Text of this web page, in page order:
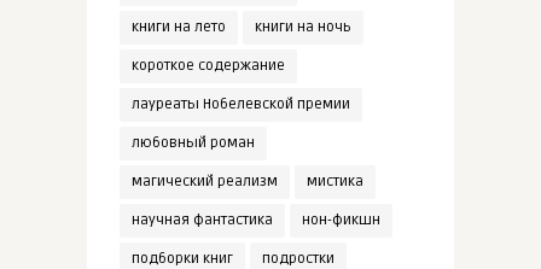
книги на лето книги на ночь
короткое содержание
лауреаты Нобелевской премии
любовный роман
магический реализм мистика
научная фантастика нон-фикшн
подборки книг подростки